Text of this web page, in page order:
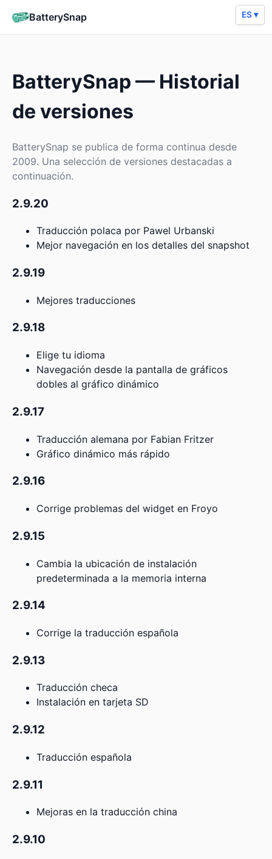
BatterySnap
BatterySnap — Historial
de versiones
BatterySnap se publica de forma continua desde
2009. Una selección de versiones destacadas a
continuación.
2.9.20
Traducción polaca por Pawel Urbanski
Mejor navegación en los detalles del snapshot
2.9.19
Mejores traducciones
2.9.18
Elige tu idioma
Navegación desde la pantalla de gráficos
dobles al gráfico dinámico
2.9.17
Traducción alemana por Fabian Fritzer
Gráfico dinámico más rápido
2.9.16
Corrige problemas del widget en Froyo
2.9.15
Cambia la ubicación de instalación
predeterminada a la memoria interna
2.9.14
Corrige la traducción española
2.9.13
Traducción checa
Instalación en tarjeta SD
2.9.12
Traducción española
2.9.11
Mejoras en la traducción china
2.9.10
ES ▾